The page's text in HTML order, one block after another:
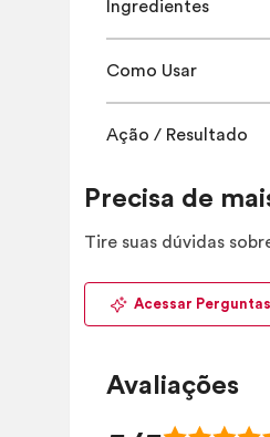
Ingredientes
Como Usar
Ação / Resultado
Precisa de
Tire suas dúvidas
Acessar
Avaliações